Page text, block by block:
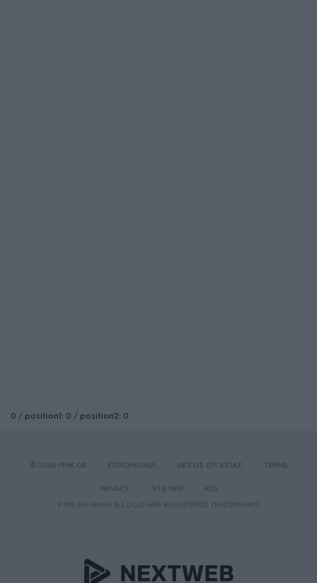
0 / position1: 0 / position2: 0
© 2026 PINK.GR ΕΠΙΚΟΙΝΩΝΙΑ ΘΕΣΕΙΣ ΕΡΓΑΣΙΑΣ TERMS
PRIVACY SITE MAP
RSS
PINK.GR NAME & LOGO ARE REGISTERED TRADEMARKS